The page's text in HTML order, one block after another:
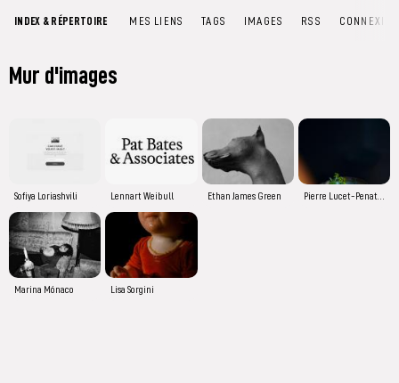
INDEX & RÉPERTOIRE MES LIENS TAGS IMAGES RSS CONNEXION
Mur d'images
Sofiya Loriashvili Lennart Weibull Ethan James Green Pierre Lucet-Penato | Photographe culinaire nature morte | Basé à Paris
Marina Mónaco Lisa Sorgini